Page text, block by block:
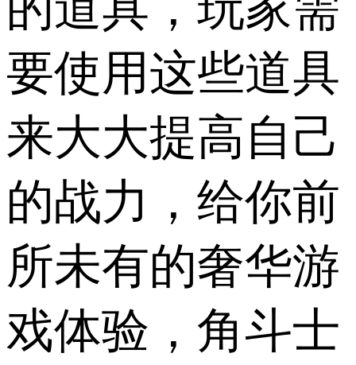
要使用这些道具
来大大提高自己
的战力，给你前
所未有的奢华游
戏体验，角斗士